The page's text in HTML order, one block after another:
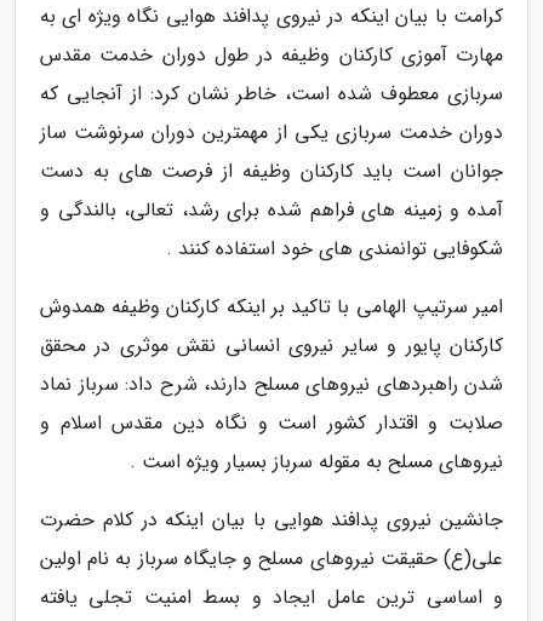
کرامت با بیان اینکه در نیروی پدافند هوایی نگاه ویژه ای به
مهارت آموزی کارکنان وظیفه در طول دوران خدمت مقدس
سربازی معطوف شده است، خاطر نشان کرد: از آنجایی که
دوران خدمت سربازی یکی از مهمترین دوران سرنوشت ساز
جوانان است باید کارکنان وظیفه از فرصت های به دست
آمده و زمینه های فراهم شده برای رشد، تعالی، بالندگی و
شکوفایی توانمندی های خود استفاده کنند .
امیر سرتیپ الهامی با تاکید بر اینکه کارکنان وظیفه همدوش
کارکنان پایور و سایر نیروی انسانی نقش موثری در محقق
شدن راهبردهای نیروهای مسلح دارند، شرح داد: سرباز نماد
صلابت و اقتدار کشور است و نگاه دین مقدس اسلام و
نیروهای مسلح به مقوله سرباز بسیار ویژه است .
جانشین نیروی پدافند هوایی با بیان اینکه در کلام حضرت
علی(ع) حقیقت نیروهای مسلح و جایگاه سرباز به نام اولین
و اساسی ترین عامل ایجاد و بسط امنیت تجلی یافته